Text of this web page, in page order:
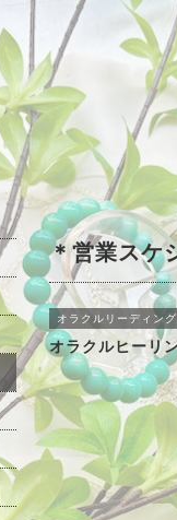
＊営業スケ
オラクルリーディング
オラクルヒーリ